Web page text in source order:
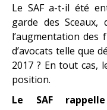
Le SAF a-t-il été
garde des
l’augmentation des
d’avocats telle que
2017 ? En tout cas,
position.
Le SAF